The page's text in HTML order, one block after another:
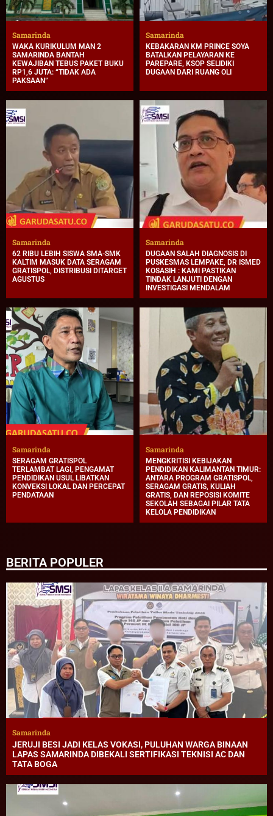
Samarinda
WAKA KURIKULUM MAN 2
SAMARINDA BANTAH
KEWAJIBAN TEBUS PAKET BUKU
RP1,6 JUTA: “TIDAK ADA
PAKSAAN”
Samarinda
KEBAKARAN KM PRINCE SOYA
BATALKAN PELAYARAN KE
PAREPARE, KSOP SELIDIKI
DUGAAN DARI RUANG OLI
Samarinda
62 RIBU LEBIH SISWA SMA-SMK
KALTIM MASUK DATA SERAGAM
GRATISPOL, DISTRIBUSI DITARGET
AGUSTUS
Samarinda
DUGAAN SALAH DIAGNOSIS DI
PUSKESMAS LEMPAKE, DR ISMED
KOSASIH : KAMI PASTIKAN
TINDAK LANJUTI DENGAN
INVESTIGASI MENDALAM
Samarinda
SERAGAM GRATISPOL
TERLAMBAT LAGI, PENGAMAT
PENDIDIKAN USUL LIBATKAN
KONVEKSI LOKAL DAN PERCEPAT
PENDATAAN
Samarinda
MENGKRITISI KEBIJAKAN
PENDIDIKAN KALIMANTAN TIMUR:
ANTARA PROGRAM GRATISPOL,
SERAGAM GRATIS, KULIAH
GRATIS, DAN REPOSISI KOMITE
SEKOLAH SEBAGAI PILAR TATA
KELOLA PENDIDIKAN
BERITA POPULER
Samarinda
JERUJI BESI JADI KELAS VOKASI, PULUHAN WARGA BINAAN
LAPAS SAMARINDA DIBEKALI SERTIFIKASI TEKNISI AC DAN
TATA BOGA